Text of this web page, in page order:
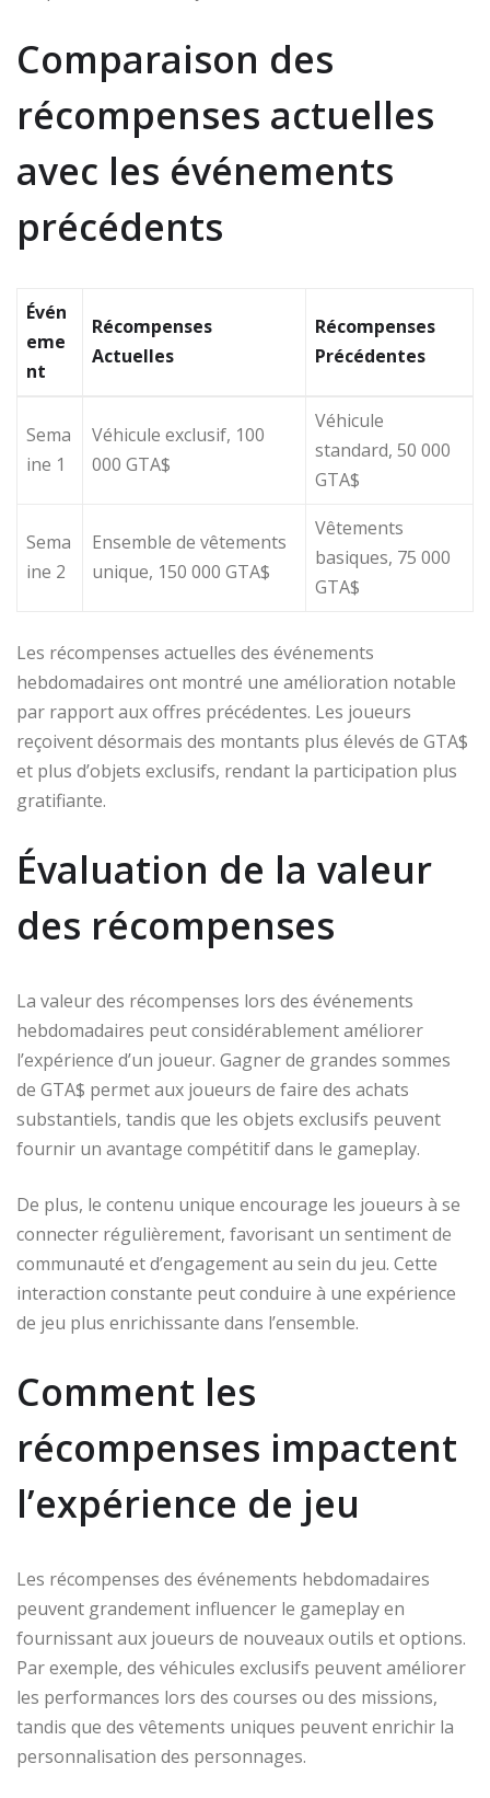
Comparaison des
récompenses actuelles
avec les événements
précédents
Évén
eme
nt
Récompenses
Actuelles
Récompenses
Précédentes
Sema
ine 1
Véhicule exclusif, 100
000 GTA$
Véhicule
standard, 50 000
GTA$
Sema
ine 2
Ensemble de vêtements
unique, 150 000 GTA$
Vêtements
basiques, 75 000
GTA$
Les récompenses actuelles des événements
hebdomadaires ont montré une amélioration notable
par rapport aux offres précédentes. Les joueurs
reçoivent désormais des montants plus élevés de GTA$
et plus d’objets exclusifs, rendant la participation plus
gratifiante.
Évaluation de la valeur
des récompenses
La valeur des récompenses lors des événements
hebdomadaires peut considérablement améliorer
l’expérience d’un joueur. Gagner de grandes sommes
de GTA$ permet aux joueurs de faire des achats
substantiels, tandis que les objets exclusifs peuvent
fournir un avantage compétitif dans le gameplay.
De plus, le contenu unique encourage les joueurs à se
connecter régulièrement, favorisant un sentiment de
communauté et d’engagement au sein du jeu. Cette
interaction constante peut conduire à une expérience
de jeu plus enrichissante dans l’ensemble.
Comment les
récompenses impactent
l’expérience de jeu
Les récompenses des événements hebdomadaires
peuvent grandement influencer le gameplay en
fournissant aux joueurs de nouveaux outils et options.
Par exemple, des véhicules exclusifs peuvent améliorer
les performances lors des courses ou des missions,
tandis que des vêtements uniques peuvent enrichir la
personnalisation des personnages.